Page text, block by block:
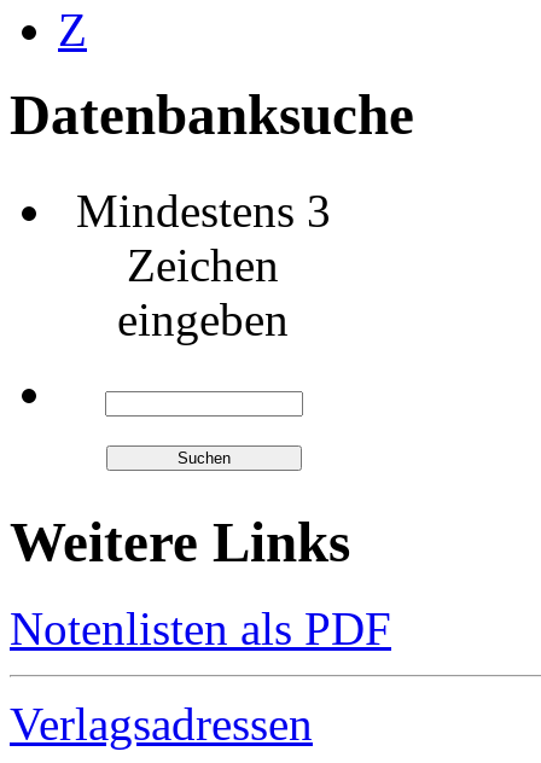
Z
Datenbanksuche
Mindestens 3
Zeichen
eingeben
Weitere Links
Notenlisten als PDF
Verlagsadressen